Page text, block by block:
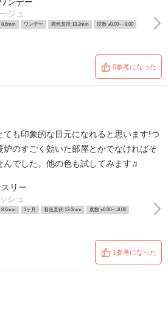
ジュ
8.6mm ワンデー 着色直径 13.2mm 度数 ±0.00~ -8.00
0参考になった
も印象的な目元になれると思います!つ
のすごく効いた部屋とかでなければそ
んでした。他の色も試してみます♫
リー
シュ
8.6mm 1ヶ月 着色直径 13.0mm 度数 ±0.00~ -8.00
1参考になった